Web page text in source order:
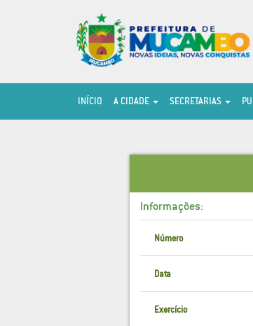
INÍCIO A CIDADE SECRETARIAS
Informações:
Número
Data
Exercício